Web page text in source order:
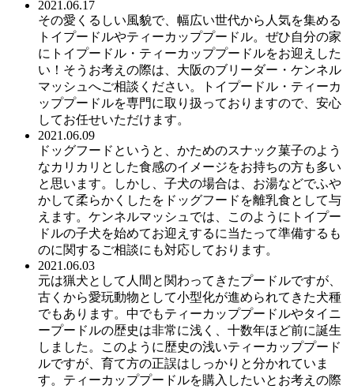
2021.06.17
その愛くるしい風貌で、幅広い世代から人気を集める
トイプードルやティーカッププードル。ぜひ自分の家
にトイプードル・ティーカッププードルをお迎えした
い！そうお考えの際は、大阪のブリーダー・ケンネル
マッシュへご相談ください。トイプードル・ティーカ
ッププードルを専門に取り扱っておりますので、安心
してお任せいただけます。
2021.06.09
ドッグフードというと、かためのスナック菓子のよう
なカリカリとした食感のイメージをお持ちの方も多い
と思います。しかし、子犬の場合は、お湯などでふや
かして柔らかくしたをドッグフードを離乳食として与
えます。ケンネルマッシュでは、このようにトイプー
ドルの子犬を始めてお迎えするに当たって準備するも
のに関するご相談にも対応しております。
2021.06.03
元は猟犬として人間と関わってきたプードルですが、
古くから愛玩動物として小型化が進められてきた犬種
でもあります。中でもティーカッププードルやタイニ
ープードルの歴史は非常に浅く、十数年ほど前に誕生
しました。このように歴史の浅いティーカッププード
ルですが、育て方の正誤はしっかりと分かれていま
す。ティーカッププードルを購入したいとお考えの際